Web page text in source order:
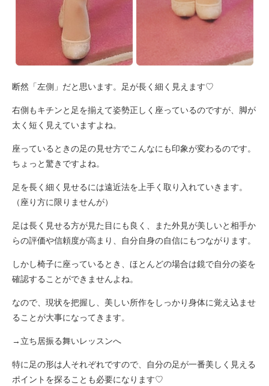
断然「左側」だと思います。足が長く細く見えます♡
右側もキチンと足を揃えて姿勢正しく座っているのですが、脚が
太く短く見えていますよね。
座っているときの足の見せ方でこんなにも印象が変わるのです。
ちょっと驚きですよね。
足を長く細く見せるには遠近法を上手く取り入れていきます。
（座り方に限りませんが）
足は長く見せる方が見た目にも良く、また外見が美しいと相手か
らの評価や信頼度が高まり、自分自身の自信にもつながります。
しかし椅子に座っているとき、ほとんどの場合は鏡で自分の姿を
確認することができませんよね。
なので、現状を把握し、美しい所作をしっかり身体に覚え込ませ
ることが大事になってきます。
→ 立ち居振る舞いレッスンへ
特に足の形は人それぞれですので、自分の足が一番美しく見える
ポイントを探ることも必要になります♡